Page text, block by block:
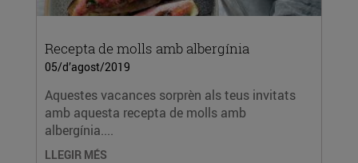
Recepta de molls amb albergínia
05/d’agost/2019
Aquestes vacances sorprèn als teus invitats
amb aquesta recepta de molls amb
albergínia....
LLEGIR MÉS